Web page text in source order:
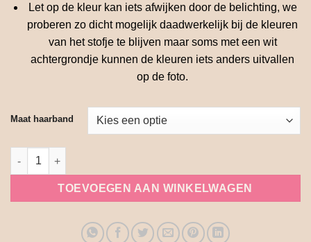
Let op de kleur kan iets afwijken door de belichting, we
proberen zo dicht mogelijk daadwerkelijk bij de kleuren
van het stofje te blijven maar soms met een wit
achtergrondje kunnen de kleuren iets anders uitvallen
op de foto.
Maat haarband
Kinder haarband blue rainbow aantal
TOEVOEGEN AAN WINKELWAGEN